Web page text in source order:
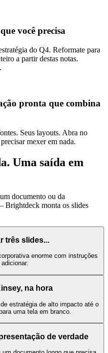
você precisa
do Q4. Reformate para
a partir destas notas.
pronta que combina
Seus layouts. Abra no
mexer em nada.
Uma saída em
documento ou da
Brightdeck monta os slides
três slides...
enorme com instruções
na hora
estratégia de alto impacto até o
uma tela em branco.
de verdade